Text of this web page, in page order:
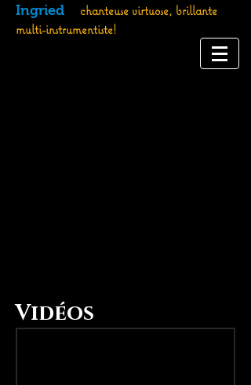
Ingried
chanteuse virtuose, brillante
multi-instrumentiste!
Vidéos